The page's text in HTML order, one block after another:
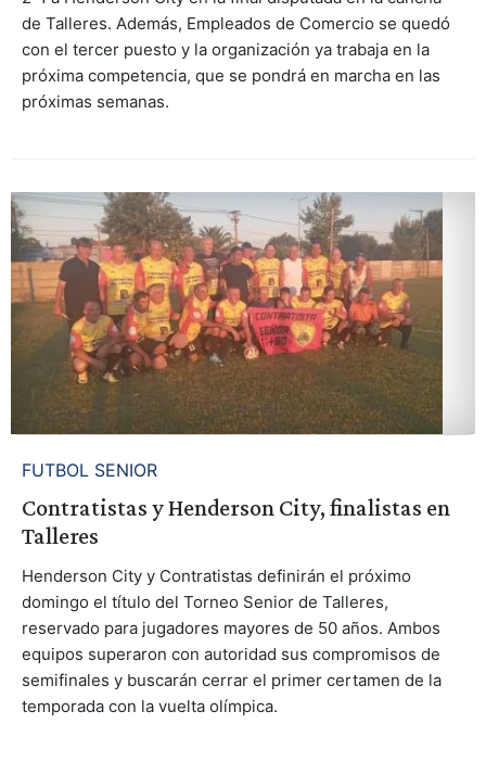
de Talleres. Además, Empleados de Comercio se quedó
con el tercer puesto y la organización ya trabaja en la
próxima competencia, que se pondrá en marcha en las
próximas semanas.
FUTBOL SENIOR
Contratistas y Henderson City, finalistas en
Talleres
Henderson City y Contratistas definirán el próximo
domingo el título del Torneo Senior de Talleres,
reservado para jugadores mayores de 50 años. Ambos
equipos superaron con autoridad sus compromisos de
semifinales y buscarán cerrar el primer certamen de la
temporada con la vuelta olímpica.